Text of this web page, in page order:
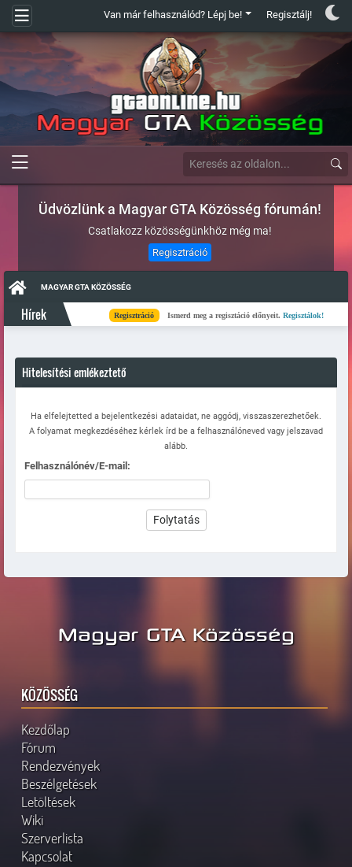
Van már felhasználód? Lépj be! Regisztálj!
Üdvözlünk a Magyar GTA Közösség fórumán!
Csatlakozz közösségünkhöz még ma!
Regisztráció
MAGYAR GTA KÖZÖSSÉG
Hírek Regisztráció Ismerd meg a regisztáció előnyeit.Regisztálok!
Hitelesítési emlékeztető
Ha elfelejtetted a bejelentkezési adataidat, ne aggódj, visszaszerezhetőek.
A folyamat megkezdéséhez kérlek írd be a felhasználóneved vagy jelszavad
alább.
Felhasználónév/E-mail:
Magyar GTA Közösség
KÖZÖSSÉG
Kezdőlap
Fórum
Rendezvények
Beszélgetések
Letöltések
Wiki
Szerverlista
Kapcsolat